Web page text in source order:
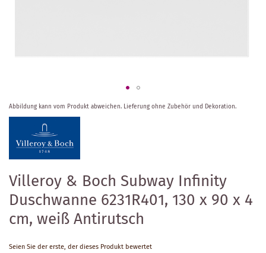
Villeroy & Boch Subway Infinity
Duschwanne 6231R401, 130 x 90 x 4
cm, weiß Antirutsch
Seien Sie der erste, der dieses Produkt bewertet
Zum
Anfang
Bildergalerie
springen
Abbildung kann vom Produkt abweichen. Lieferung ohne Zubehör und Dekoration.